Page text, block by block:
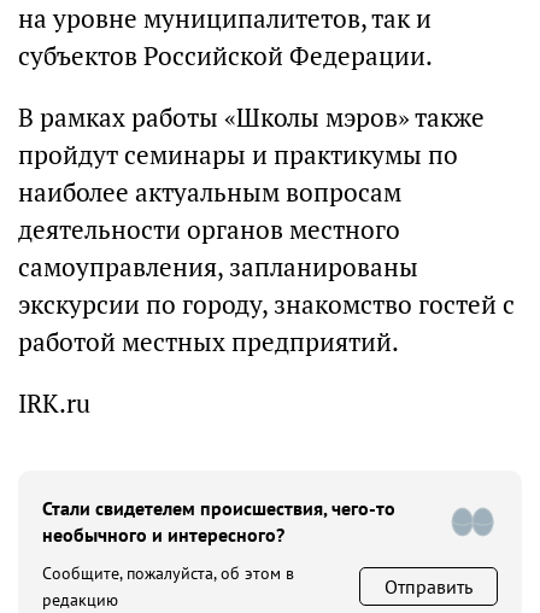
на уровне муниципалитетов, так и
субъектов Российской Федерации.
В рамках работы «Школы мэров» также
пройдут семинары и практикумы по
наиболее актуальным вопросам
деятельности органов местного
самоуправления, запланированы
экскурсии по городу, знакомство гостей с
работой местных предприятий.
IRK.ru
Стали свидетелем происшествия, чего-то
необычного и интересного?
Сообщите, пожалуйста, об этом в
редакцию
Отправить